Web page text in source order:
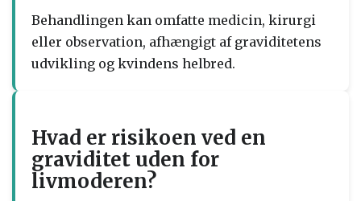
Behandlingen kan omfatte medicin, kirurgi
eller observation, afhængigt af graviditetens
udvikling og kvindens helbred.
Hvad er risikoen ved en
graviditet uden for
livmoderen?